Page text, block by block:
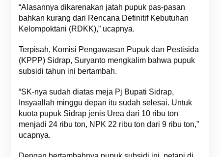
“Alasannya dikarenakan jatah pupuk pas-pasan
bahkan kurang dari Rencana Definitif Kebutuhan
Kelompoktani (RDKK),” ucapnya.
Terpisah, Komisi Pengawasan Pupuk dan Pestisida
(KPPP) Sidrap, Suryanto mengkalim bahwa pupuk
subsidi tahun ini bertambah.
“SK-nya sudah diatas meja Pj Bupati Sidrap,
Insyaallah minggu depan itu sudah selesai. Untuk
kuota pupuk Sidrap jenis Urea dari 10 ribu ton
menjadi 24 ribu ton, NPK 22 ribu ton dari 9 ribu ton,”
ucapnya.